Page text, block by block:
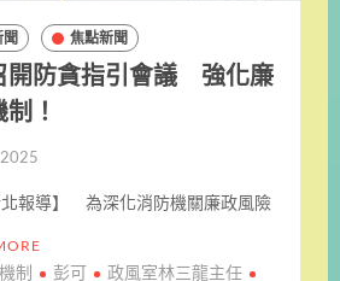
焦點新聞
開防貪指引會議 強化廉
！
北報導】 為深化消防機關廉政風險
制 彭可
政風室林三龍主任